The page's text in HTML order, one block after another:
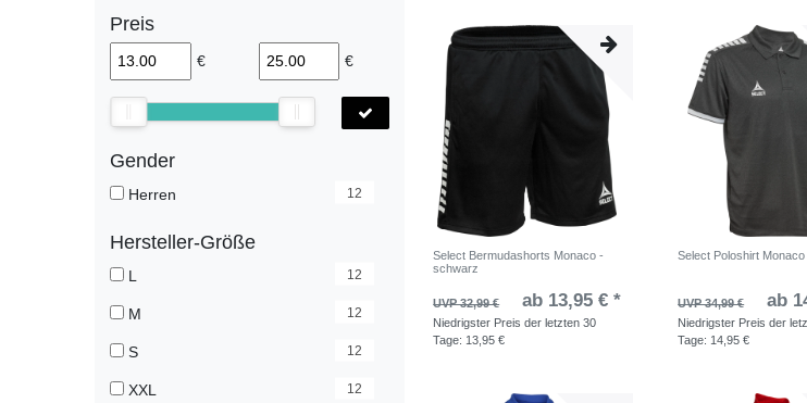
Preis
€ €
Gender
Herren 12
Hersteller-Größe
L 12
M 12
S 12
XXL 12
Select Bermudashorts Monaco -
schwarz
UVP 32,99 € ab 13,95 € *
Niedrigster Preis der letzten 30
Tage: 13,95 €
Select Poloshirt
UVP 34,99 € ab
Niedrigster Preis der
Tage: 14,95 €